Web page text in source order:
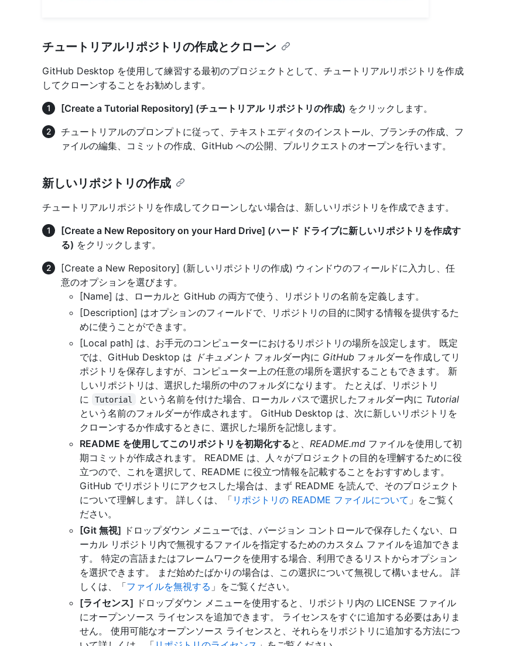
チュートリアルリポジトリの作成とクローン
GitHub Desktop を使用して練習する最初のプロジェクトとして、チュートリアルリポジトリを作成
してクローンすることをお勧めします。
[Create a Tutorial Repository] (チュートリアル リポジトリの作成) をクリックします。
チュートリアルのプロンプトに従って、テキストエディタのインストール、ブランチの作成、フ
ァイルの編集、コミットの作成、GitHub への公開、プルリクエストのオープンを行います。
新しいリポジトリの作成
チュートリアルリポジトリを作成してクローンしない場合は、新しいリポジトリを作成できます。
[Create a New Repository on your Hard Drive] (ハード ドライブに新しいリポジトリを作成す
る) をクリックします。
[Create a New Repository] (新しいリポジトリの作成) ウィンドウのフィールドに入力し、任
意のオプションを選びます。
[Name] は、ローカルと GitHub の両方で使う、リポジトリの名前を定義します。
[Description] はオプションのフィールドで、リポジトリの目的に関する情報を提供するた
めに使うことができます。
[Local path] は、お手元のコンピューターにおけるリポジトリの場所を設定します。 既定
では、GitHub Desktop は ドキュメント フォルダー内に GitHub フォルダーを作成してリ
ポジトリを保存しますが、コンピューター上の任意の場所を選択することもできます。 新
しいリポジトリは、選択した場所の中のフォルダになります。 たとえば、リポジトリ
に
Tutorial という名前を付けた場合、ローカル パスで選択したフォルダー内に Tutorial
という名前のフォルダーが作成されます。 GitHub Desktop は、次に新しいリポジトリを
クローンするか作成するときに、選択した場所を記憶します。
README を使用してこのリポジトリを初期化すると、 README.md ファイルを使用して初
期コミットが作成されます。 README は、人々がプロジェクトの目的を理解するために役
立つので、これを選択して、README に役立つ情報を記載することをおすすめします。
GitHub でリポジトリにアクセスした場合は、まず README を読んで、そのプロジェクト
について理解します。 詳しくは、「 リポジトリの README ファイルについて 」をご覧く
ださい。
[Git 無視] ドロップダウン メニューでは、バージョン コントロールで保存したくない、ロ
ーカル リポジトリ内で無視するファイルを指定するためのカスタム ファイルを追加できま
す。 特定の言語またはフレームワークを使用する場合、利用できるリストからオプション
を選択できます。 まだ始めたばかりの場合は、この選択について無視して構いません。 詳
しくは、「ファイルを無視する 」をご覧ください。
[ライセンス] ドロップダウン メニューを使用すると、リポジトリ内の LICENSE ファイル
にオープンソース ライセンスを追加できます。 ライセンスをすぐに追加する必要はありま
せん。 使用可能なオープンソース ライセンスと、それらをリポジトリに追加する方法につ